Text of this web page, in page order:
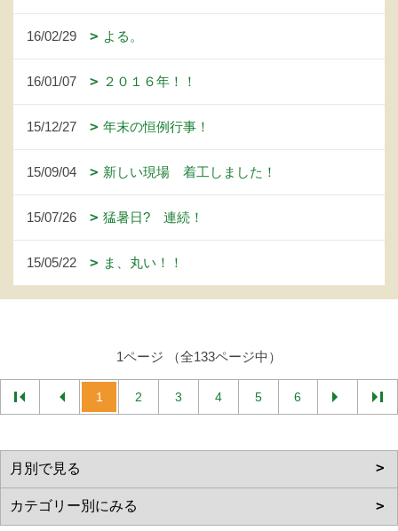
16/02/29 よる。
16/01/07 ２０１６年！！
15/12/27 年末の恒例行事！
15/09/04 新しい現場 着工しました！
15/07/26 猛暑日? 連続！
15/05/22 ま、丸い！！
1ページ （全133ページ中）
1 2 3 4 5 6